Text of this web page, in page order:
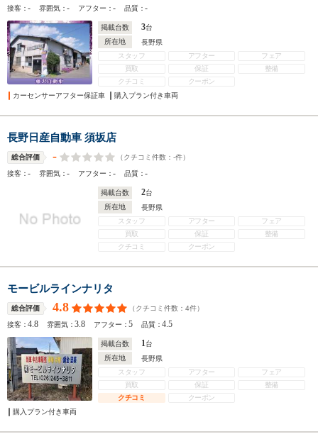
接客：- 雰囲気：- アフター：- 品質：-
掲載台数 3台
所在地
長野県
スタッフ
アフター
フェア
買取
保証
整備
クチコミ
クーポン
カーセンサーアフター保証車
購入プラン付き車両
長野日産自動車 須坂店
総合評価 - （クチコミ件数： -件）
接客：- 雰囲気：- アフター：- 品質：-
掲載台数 2台
所在地
長野県
スタッフ
アフター
フェア
買取
保証
整備
クチコミ
クーポン
モービルラインナリタ
総合評価 4.8 （クチコミ件数： 4件）
接客：4.8 雰囲気：3.8 アフター：5 品質：4.5
掲載台数 1台
所在地
長野県
スタッフ
アフター
フェア
買取
保証
整備
クチコミ
クーポン
購入プラン付き車両